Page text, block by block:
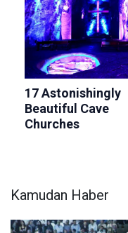
Kamudan Haber